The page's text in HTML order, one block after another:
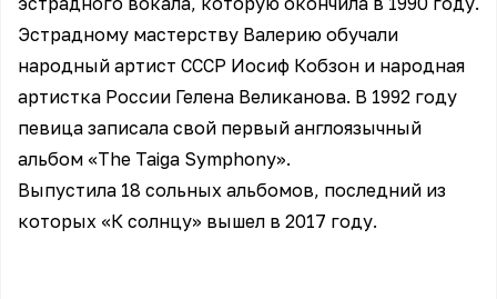
Эстрадному мастерству Валерию обучали
народный артист СССР Иосиф Кобзон и народная
артистка России Гелена Великанова. В 1992 году
певица записала свой первый англоязычный
альбом «The Taiga Symphony».
Выпустила 18 сольных альбомов, последний из
которых «К солнцу» вышел в 2017 году.